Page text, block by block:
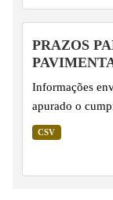
fornecedores
Civil do Estado
Estado de São...
PRAZOS
Informações
apurado o
CSV